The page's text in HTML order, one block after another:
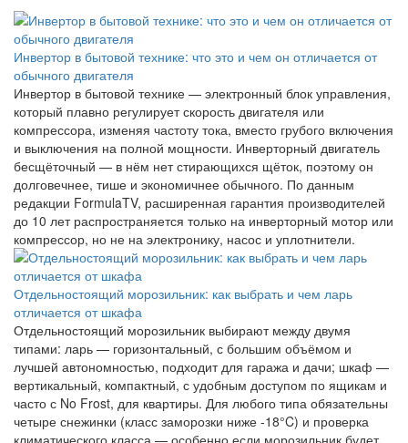
Инвертор в бытовой технике: что это и чем он отличается от
обычного двигателя
Инвертор в бытовой технике — электронный блок управления,
который плавно регулирует скорость двигателя или
компрессора, изменяя частоту тока, вместо грубого включения
и выключения на полной мощности. Инверторный двигатель
бесщёточный — в нём нет стирающихся щёток, поэтому он
долговечнее, тише и экономичнее обычного. По данным
редакции FormulaTV, расширенная гарантия производителей
до 10 лет распространяется только на инверторный мотор или
компрессор, но не на электронику, насос и уплотнители.
Отдельностоящий морозильник: как выбрать и чем ларь
отличается от шкафа
Отдельностоящий морозильник выбирают между двумя
типами: ларь — горизонтальный, с большим объёмом и
лучшей автономностью, подходит для гаража и дачи; шкаф —
вертикальный, компактный, с удобным доступом по ящикам и
часто с No Frost, для квартиры. Для любого типа обязательны
четыре снежинки (класс заморозки ниже -18°C) и проверка
климатического класса — особенно если морозильник будет